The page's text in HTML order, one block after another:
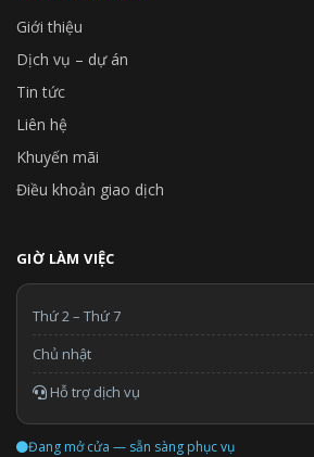
Giới thiệu
Dịch vụ – dự án
Tin tức
Liên hệ
Khuyến mãi
Điều khoản giao dịch
GIỜ LÀM VIỆC
Thứ 2 – Thứ 7
Chủ nhật
Hỗ trợ dịch vụ
Đang mở cửa — sẵn sàng phục vụ